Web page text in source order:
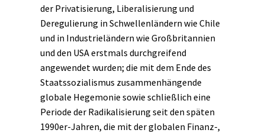
der Privatisierung, Liberalisierung und
Deregulierung in Schwellenländern wie Chile
und in Industrieländern wie Großbritannien
und den USA erstmals durchgreifend
angewendet wurden; die mit dem Ende des
Staatssozialismus zusammenhängende
globale Hegemonie sowie schließlich eine
Periode der Radikalisierung seit den späten
1990er-Jahren, die mit der globalen Finanz-,